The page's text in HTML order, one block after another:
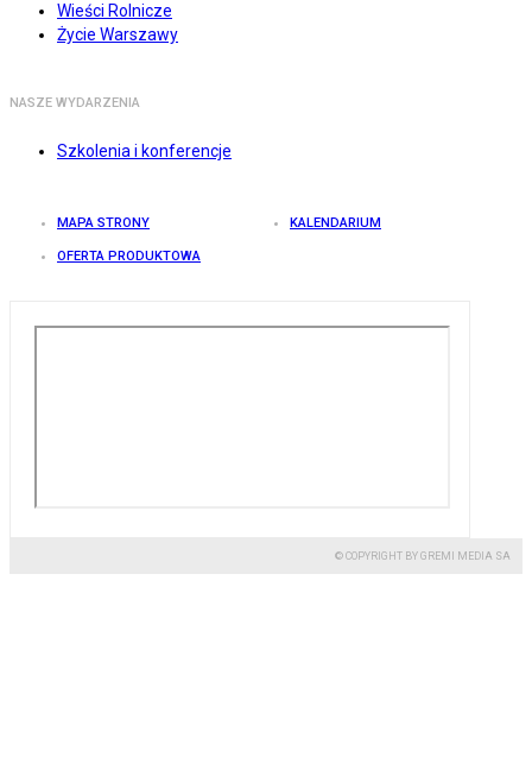
Wieści Rolnicze
Życie Warszawy
NASZE WYDARZENIA
Szkolenia i konferencje
MAPA STRONY KALENDARIUM
OFERTA PRODUKTOWA
© COPYRIGHT BY GREMI MEDIA SA